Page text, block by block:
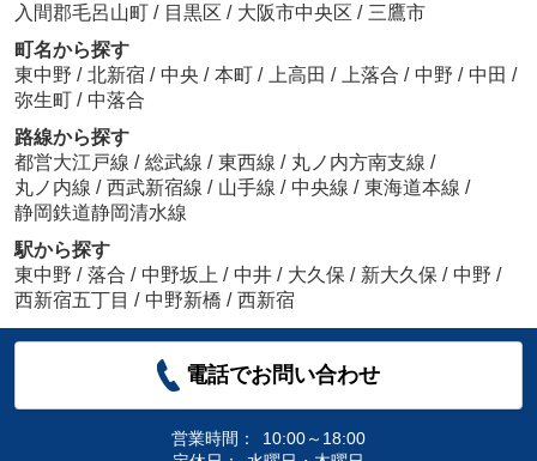
入間郡毛呂山町 / 目黒区 / 大阪市中央区 / 三鷹市
町名から探す
東中野 / 北新宿 / 中央 / 本町 / 上高田 / 上落合 / 中野 / 中田 /
弥生町 / 中落合
路線から探す
都営大江戸線 / 総武線 / 東西線 / 丸ノ内方南支線 /
丸ノ内線 / 西武新宿線 / 山手線 / 中央線 / 東海道本線 /
静岡鉄道静岡清水線
駅から探す
東中野 / 落合 / 中野坂上 / 中井 / 大久保 / 新大久保 / 中野 /
西新宿五丁目 / 中野新橋 / 西新宿
電話でお問い合わせ
営業時間：
10:00～18:00